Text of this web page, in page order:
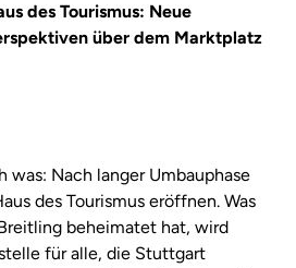
des Tourismus: Neue
über dem Marktplatz
Nach langer Umbauphase
des Tourismus eröffnen. Was
beheimatet hat, wird
für alle, die Stuttgart